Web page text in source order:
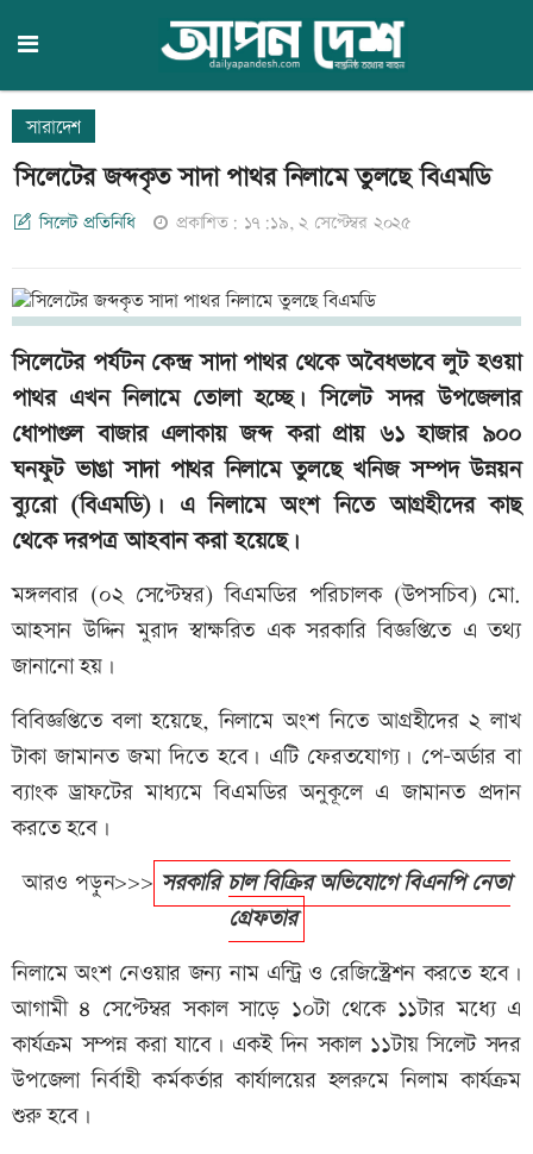
সারাদেশ
সিলেটের জব্দকৃত সাদা পাথর নিলামে তুলছে বিএমডি
সিলেট প্রতিনিধি প্রকাশিত: ১৭:১৯, ২ সেপ্টেম্বর ২০২৫
সিলেটের পর্যটন কেন্দ্র সাদা পাথর থেকে অবৈধভাবে লুট হওয়া
পাথর এখন নিলামে তোলা হচ্ছে। সিলেট সদর উপজেলার
ধোপাগুল বাজার এলাকায় জব্দ করা প্রায় ৬১ হাজার ৯০০
ঘনফুট ভাঙা সাদা পাথর নিলামে তুলছে খনিজ সম্পদ উন্নয়ন
ব্যুরো (বিএমডি)। এ নিলামে অংশ নিতে আগ্রহীদের কাছ
থেকে দরপত্র আহবান করা হয়েছে।
মঙ্গলবার (০২ সেপ্টেম্বর) বিএমডির পরিচালক (উপসচিব) মো.
আহসান উদ্দিন মুরাদ স্বাক্ষরিত এক সরকারি বিজ্ঞপ্তিতে এ তথ্য
জানানো হয়।
বিবিজ্ঞপ্তিতে বলা হয়েছে, নিলামে অংশ নিতে আগ্রহীদের ২ লাখ
টাকা জামানত জমা দিতে হবে। এটি ফেরতযোগ্য। পে-অর্ডার বা
ব্যাংক ড্রাফটের মাধ্যমে বিএমডির অনুকূলে এ জামানত প্রদান
করতে হবে।
আরও পড়ুন>>> সরকারি চাল বিক্রির অভিযোগে বিএনপি নেতা
গ্রেফতার
নিলামে অংশ নেওয়ার জন্য নাম এন্ট্রি ও রেজিস্ট্রেশন করতে হবে।
আগামী ৪ সেপ্টেম্বর সকাল সাড়ে ১০টা থেকে ১১টার মধ্যে এ
কার্যক্রম সম্পন্ন করা যাবে। একই দিন সকাল ১১টায় সিলেট সদর
উপজেলা নির্বাহী কর্মকর্তার কার্যালয়ের হলরুমে নিলাম কার্যক্রম
শুরু হবে।